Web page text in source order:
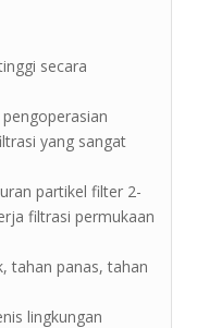
secara
yang sangat
partikel filter 2-
filtrasi permukaan
tahan panas, tahan
lingkungan